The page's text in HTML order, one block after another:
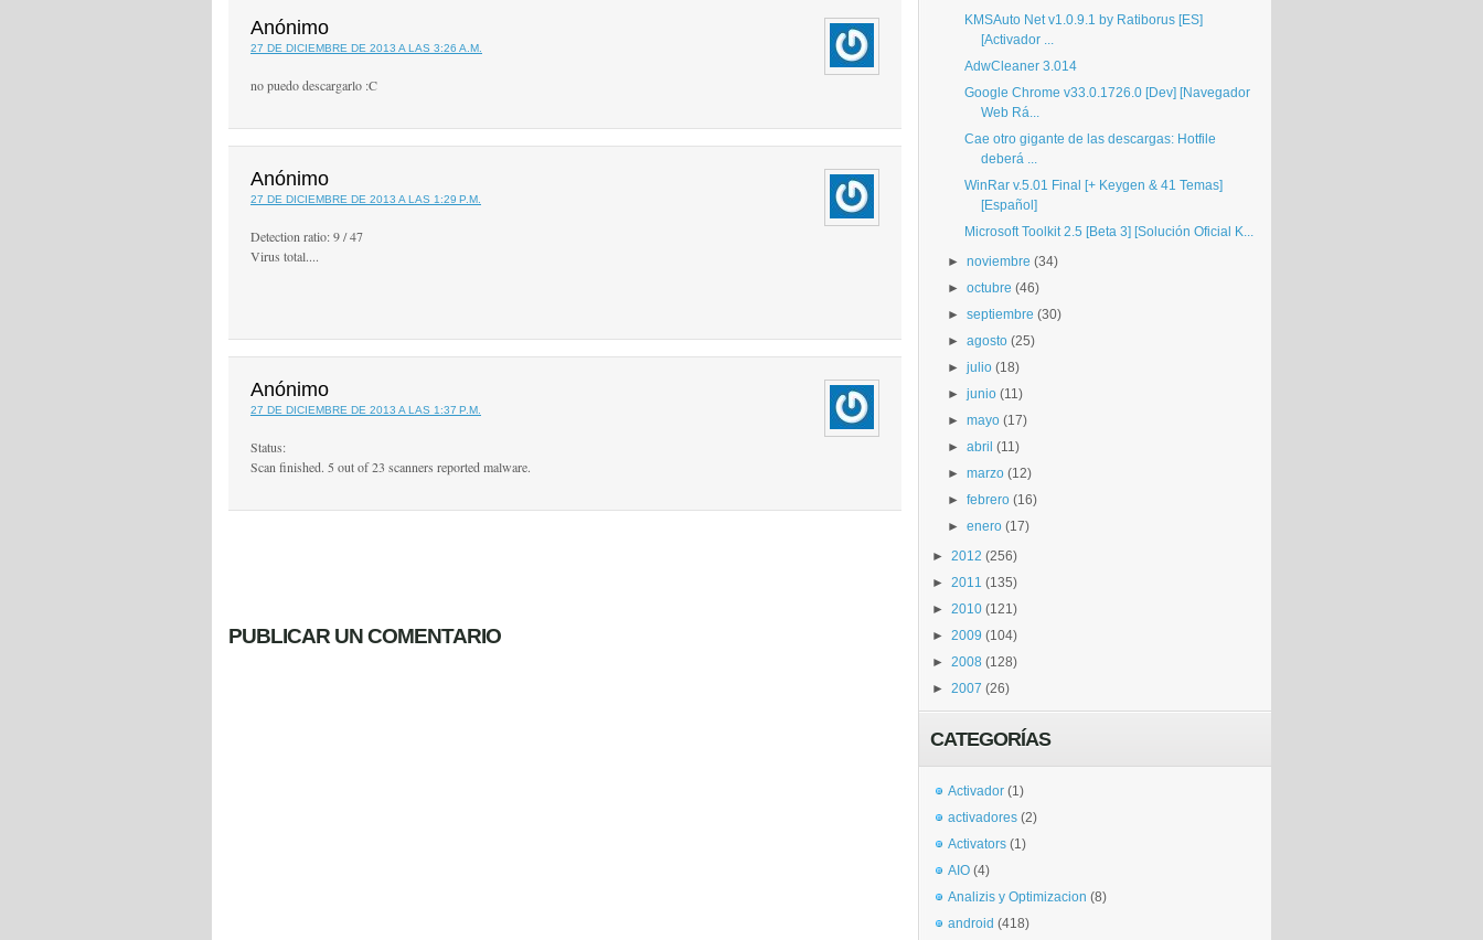
Anónimo
27 DE DICIEMBRE DE 2013 A LAS 3:26 A.M.
no puedo descargarlo :C
Anónimo
27 DE DICIEMBRE DE 2013 A LAS 1:29 P.M.
Detection ratio: 9 / 47
Virus total....
Anónimo
27 DE DICIEMBRE DE 2013 A LAS 1:37 P.M.
Status:
Scan finished. 5 out of 23 scanners reported malware.
PUBLICAR UN COMENTARIO
KMSAuto Net v1.0.9.1 by Ratiborus [ES]
[Activador ...
AdwCleaner 3.014
Google Chrome v33.0.1726.0 [Dev] [Navegador
Web Rá...
Cae otro gigante de las descargas: Hotfile
deberá ...
WinRar v.5.01 Final [+ Keygen & 41 Temas]
[Español]
Microsoft Toolkit 2.5 [Beta 3] [Solución Oficial K...
►noviembre (34)
►octubre (46)
►septiembre (30)
►agosto (25)
►julio (18)
►junio (11)
►mayo (17)
►abril (11)
►marzo (12)
►febrero (16)
►enero (17)
► 2012 (256)
► 2011 (135)
► 2010 (121)
► 2009 (104)
► 2008 (128)
► 2007 (26)
CATEGORÍAS
Activador (1)
activadores (2)
Activators (1)
AIO (4)
Analizis y Optimizacion (8)
android (418)